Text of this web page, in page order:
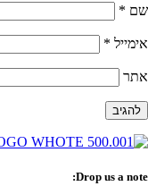
שם *
אימייל *
אתר
Drop us a note: